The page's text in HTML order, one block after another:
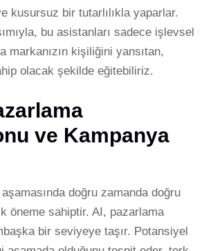
kusursuz bir tutarlılıkla yaparlar.
bu asistanları sadece işlevsel
markanızın kişiliğini yansıtan,
olacak şekilde eğitebiliriz.
ve Kampanya
doğru zamanda doğru
öneme sahiptir. AI, pazarlama
bir seviyeye taşır. Potansiyel